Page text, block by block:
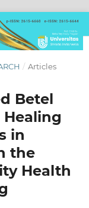
/ Articles
Betel
in
the
Health